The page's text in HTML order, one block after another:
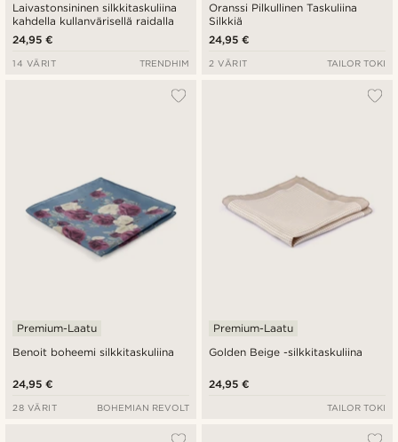
Laivastonsininen silkkitaskuliina
kahdella kullanvärisellä raidalla
24,95 €
14 VÄRIT TRENDHIM
Oranssi Pilkullinen Taskuliina
Silkkiä
24,95 €
2 VÄRIT TAILOR TOKI
Benoit boheemi silkkitaskuliina
Premium-Laatu
24,95 €
28 VÄRIT BOHEMIAN REVOLT
Golden Beige -silkkitaskuliina
Premium-Laatu
24,95 €
TAILOR TOKI